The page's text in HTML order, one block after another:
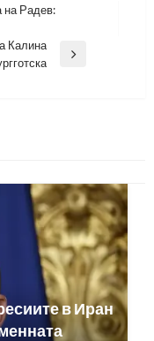
на Радев:
Калина
в Иран